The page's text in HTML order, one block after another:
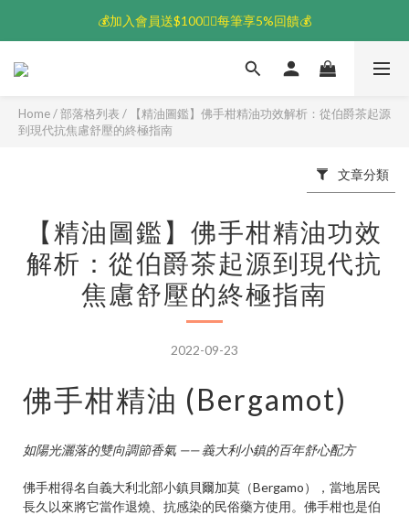
💰加入會員送$100👆🏻每筆享5%回饋💰
💰加入會員送$100👆🏻每筆享5%回饋💰
🚚超取滿$1500免運
Home/部落格列表 /
【精油圖鑑】佛手柑精油功效解析：從伯爵茶起源
到現代抗焦慮舒壓的終極指南
文章分類
【精油圖鑑】佛手柑精油功效
解析：從伯爵茶起源到現代抗
焦慮舒壓的終極指南
2022-09-23
佛手柑精油 (Bergamot)
如陽光灑落的雙向調節香氣 —— 義大利小鎮的百年舒心配方
佛手柑得名自義大利北部小鎮貝爾加莫（Bergamo），當地居民
長久以來將它當作退燒、抗感染的民俗藥方使用。佛手柑也是伯